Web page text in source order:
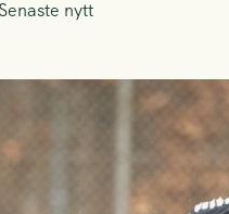
Senaste nytt